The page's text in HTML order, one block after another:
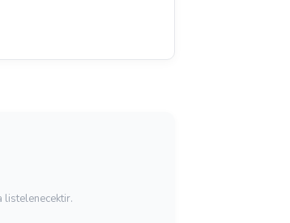
listelenecektir.